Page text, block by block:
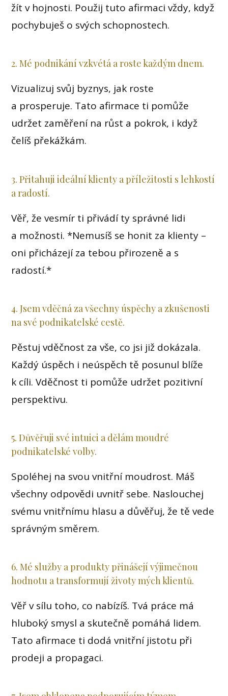
žít v hojnosti. Použij tuto afirmaci vždy, když
pochybuješ o svých schopnostech.
2. Mé podnikání vzkvétá a roste každým dnem.
Vizualizuj svůj byznys, jak roste
a prosperuje. Tato afirmace ti pomůže
udržet zaměření na růst a pokrok, i když
čelíš překážkám.
3. Přitahuji ideální klienty a příležitosti s lehkostí
a radostí.
Věř, že vesmír ti přivádí ty správné lidi
a možnosti. *Nemusíš se honit za klienty –
oni přicházejí za tebou přirozeně a s
radostí.*
4. Jsem vděčná za všechny úspěchy a zkušenosti
na své podnikatelské cestě.
Pěstuj vděčnost za vše, co jsi již dokázala.
Každý úspěch i neúspěch tě posunul blíže
k cíli. Vděčnost ti pomůže udržet pozitivní
perspektivu.
5. Důvěřuji své intuici a dělám moudré
podnikatelské volby.
Spoléhej na svou vnitřní moudrost. Máš
všechny odpovědi uvnitř sebe. Naslouchej
svému vnitřnímu hlasu a důvěřuj, že tě vede
správným směrem.
6. Mé služby a produkty přinášejí výjimečnou
hodnotu a transformují životy mých klientů.
Věř v sílu toho, co nabízíš. Tvá práce má
hluboký smysl a skutečně pomáhá lidem.
Tato afirmace ti dodá vnitřní jistotu při
prodeji a propagaci.